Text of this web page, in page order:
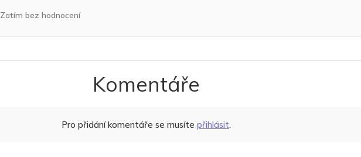
Zatím bez hodnocení
Komentáře
Pro přidání komentáře se musíte přihlásit.